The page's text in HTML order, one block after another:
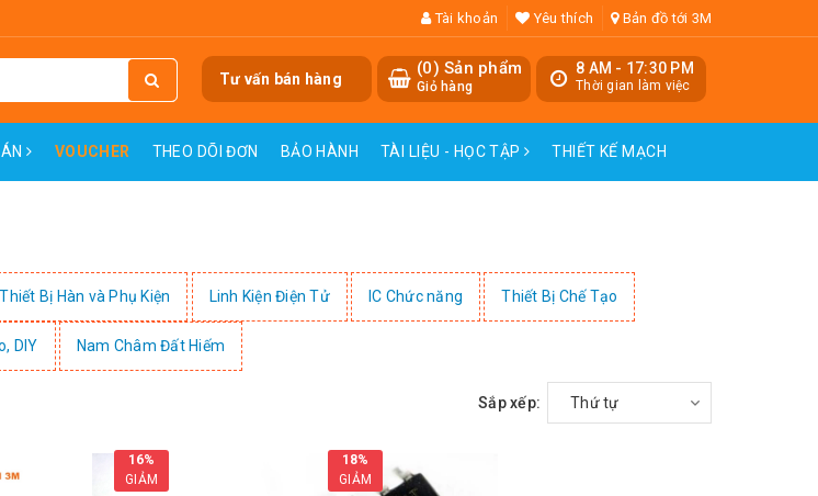
Tài khoản Yêu thích Bản đồ tới 3M
8 AM - 17:30 PM
Thời gian làm việc
(0) Sản phẩm
Giỏ hàng
Tư vấn bán hàng
ÁN VOUCHER THEO DÕI ĐƠN BẢO HÀNH TÀI LIỆU - HỌC TẬP THIẾT KẾ MẠCH
Thiết Bị Hàn và Phụ Kiện Linh Kiện Điện Tử IC Chức năng Thiết Bị Chế Tạo
DIY Nam Châm Đất Hiếm
Sắp xếp: Thứ tự
16%
GIẢM
18%
GIẢM